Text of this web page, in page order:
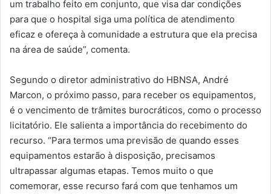
um trabalho feito em conjunto, que visa dar condições
para que o hospital siga uma política de atendimento
eficaz e ofereça à comunidade a estrutura que ela precisa
na área de saúde”, comenta.
Segundo o diretor administrativo do HBNSA, André
Marcon, o próximo passo, para receber os equipamentos,
é o vencimento de trâmites burocráticos, como o processo
licitatório. Ele salienta a importância do recebimento do
recurso. “Para termos uma previsão de quando esses
equipamentos estarão à disposição, precisamos
ultrapassar algumas etapas. Temos muito o que
comemorar, esse recurso fará com que tenhamos um